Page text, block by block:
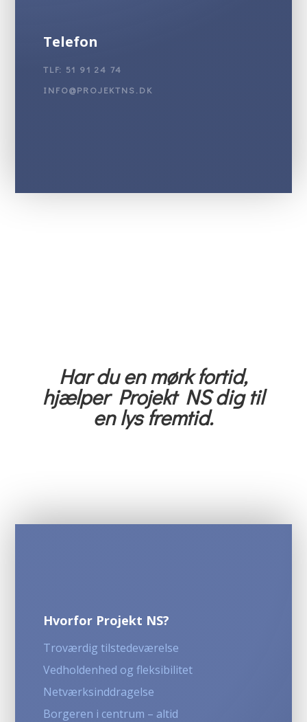
Telefon
TLF: 51 91 24 74
INFO@PROJEKTNS.DK
Har du en mørk fortid,
hjælper Projekt NS dig til
en lys fremtid.
Hvorfor Projekt NS?
Troværdig tilstedeværelse
Vedholdenhed og fleksibilitet
Netværksinddragelse
Borgeren i centrum – altid